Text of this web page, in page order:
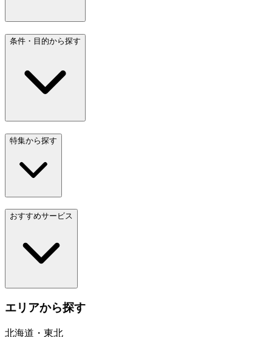
条件・目的から探す
特集から探す
おすすめサービス
エリアから探す
北海道・東北